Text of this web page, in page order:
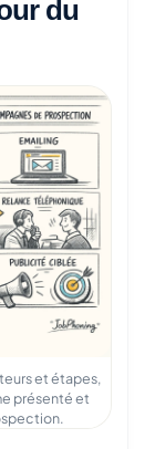
du
et étapes,
présenté et